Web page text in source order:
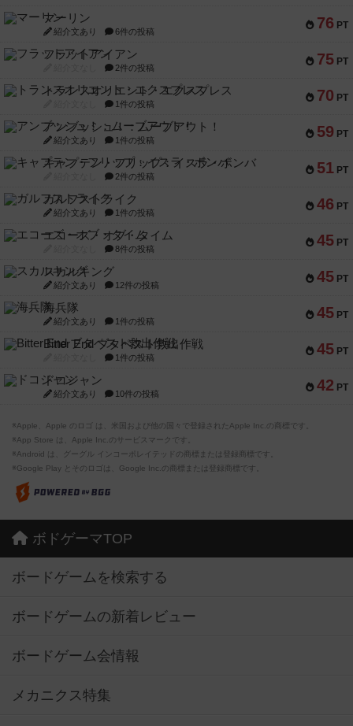
76 PT
マーリン
紹介文あり 6件の投稿
75 PT
フラットアイアン
2件の投稿
70 PT
トランスオリエント・エクスプレス
1件の投稿
59 PT
アンブッシュ！：ムーブアウト！
紹介文あり 1件の投稿
51 PT
キャプテン・フリップ：イスラ・ボンバ
2件の投稿
46 PT
ガルフストライク
紹介文あり 1件の投稿
45 PT
エコーズ・オブ・タイム
8件の投稿
45 PT
スカルキング
紹介文あり 12件の投稿
45 PT
海兵隊
紹介文あり 1件の投稿
45 PT
Bitter End ブタペスト救出作戦
1件の投稿
42 PT
ドコジャン
紹介文あり 10件の投稿
※Apple、Apple のロゴ は、米国および他の国々で登録されたApple Inc.の商標です。
※App Store は、Apple Inc.のサービスマークです。
※Android は、グーグル インコーポレイテッドの商標または登録商標です。
※Google Play とそのロゴは、Google Inc.の商標または登録商標です。
ボドゲーマTOP
ボードゲームを検索する
ボードゲームの新着レビュー
ボードゲーム会情報
メカニクス特集